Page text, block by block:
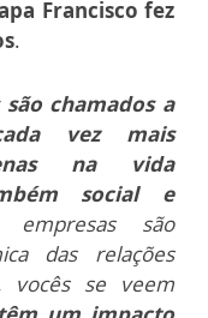
Francisco fez
.
chamados a
vez mais
na vida
social e
são
das relações
vocês se veem